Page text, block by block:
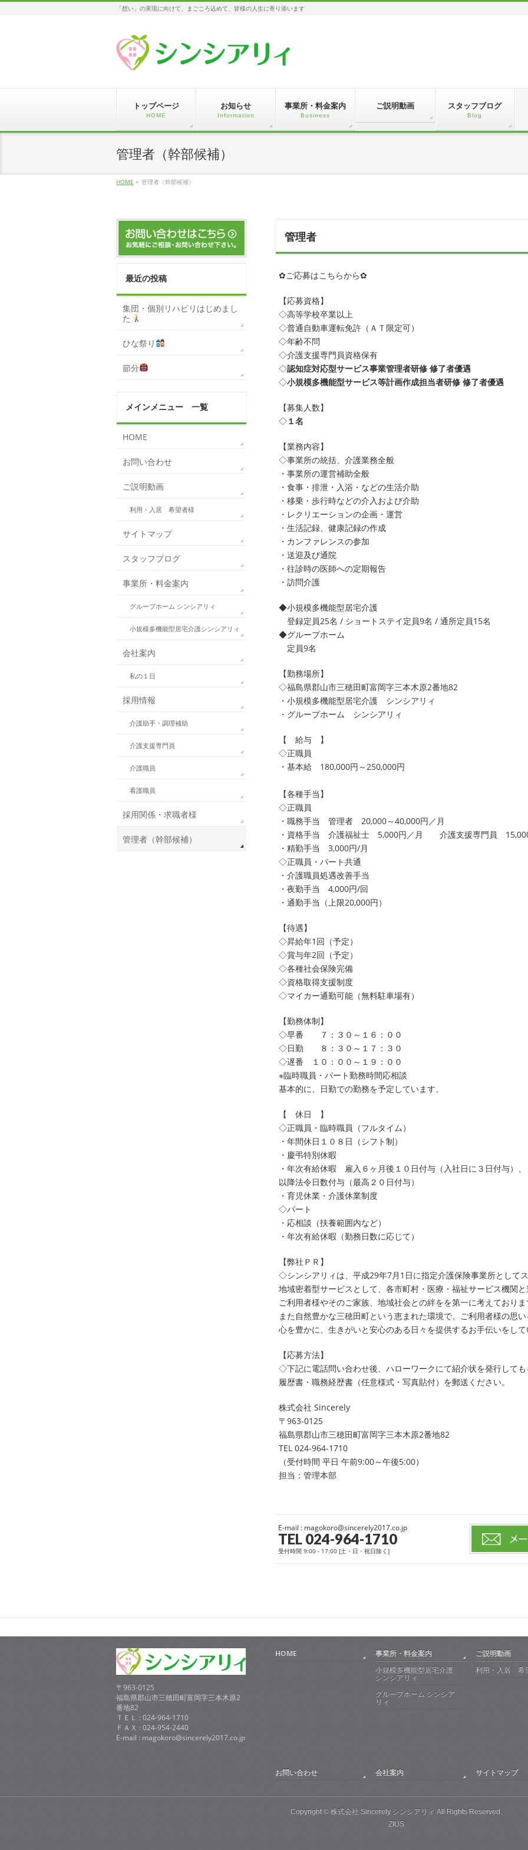
「想い」の実現に向けて、まごころ込めて、皆様の人生に寄り添います
トップページ
HOME
お知らせ
Information
事業所・料金案内
Business
ご説明動画 スタッフブログ
Blog
管理者（幹部候補）
HOME » 管理者（幹部候補）
管理者
✿ご応募はこちらから✿
【応募資格】
◇高等学校卒業以上
◇普通自動車運転免許（ＡＴ限定可）
◇年齢不問
◇介護支援専門員資格保有
◇認知症対応型サービス事業管理者研修 修了者優遇
◇小規模多機能型サービス等計画作成担当者研修 修了者優遇
【募集人数】
◇１名
【業務内容】
◇事業所の統括、介護業務全般
・事業所の運営補助全般
・食事・排泄・入浴・などの生活介助
・移乗・歩行時などの介入および介助
・レクリエーションの企画・運営
・生活記録、健康記録の作成
・カンファレンスの参加
・送迎及び通院
・往診時の医師への定期報告
・訪問介護
◆小規模多機能型居宅介護
登録定員25名 / ショートステイ定員9名 / 通所定員15名
◆グループホーム
定員9名
【勤務場所】
◇福島県郡山市三穂田町富岡字三本木原2番地82
・小規模多機能型居宅介護 シンシアリィ
・グループホーム シンシアリィ
【 給与 】
◇正職員
・基本給 180,000円～250,000円
【各種手当】
◇正職員
・職務手当 管理者 20,000～40,000円／月
・資格手当 介護福祉士 5,000円／月 介護支援専門員
・精勤手当 3,000円/月
◇正職員・パート共通
・介護職員処遇改善手当
・夜勤手当 4,000円/回
・通勤手当（上限20,000円）
【待遇】
◇昇給年1回（予定）
◇賞与年2回（予定）
◇各種社会保険完備
◇資格取得支援制度
◇マイカー通勤可能（無料駐車場有）
【勤務体制】
◇早番 ７：３０～１６：００
◇日勤 ８：３０～１７：３０
◇遅番 １０：００～１９：００
※臨時職員・パート勤務時間応相談
基本的に、日勤での勤務を予定しています。
【 休日 】
◇正職員・臨時職員（フルタイム）
・年間休日１０８日（シフト制）
・慶弔特別休暇
・年次有給休暇 雇入６ヶ月後１０日付与（入社日に３日付与）、
以降法令日数付与（最高２０日付与）
・育児休業・介護休業制度
◇パート
・応相談（扶養範囲内など）
・年次有給休暇（勤務日数に応じて）
【弊社ＰＲ】
◇シンシアリィは、平成29年7月1日に指定介護保険事業所として
地域密着型サービスとして、各市町村・医療・福祉サービス機関
ご利用者様やそのご家族、地域社会との絆をを第一に考えており
また自然豊かな三穂田町という恵まれた環境で、ご利用者様の思
心を豊かに、生きがいと安心のある日々を提供するお手伝いをし
【応募方法】
◇下記に電話問い合わせ後、ハローワークにて紹介状を発行して
履歴書・職務経歴書（任意様式・写真貼付）を郵送ください。
株式会社 Sincerely
〒963-0125
福島県郡山市三穂田町富岡字三本木原2番地82
TEL 024-964-1710
（受付時間 平日 午前9:00～午後5:00）
担当：管理本部
E-mail : magokoro@sincerely2017.co.jp
TEL 024-964-1710
受付時間 9:00 - 17:00 [土・日・祝日除く]
最近の投稿
集団・個別リハビリはじめまし
た
ひな祭り
節分
メインメニュー 一覧
HOME
お問い合わせ
ご説明動画
利用・入居 希望者様
サイトマップ
スタッフブログ
事業所・料金案内
グループホーム シンシアリィ
小規模多機能型居宅介護シンシアリィ
会社案内
私の１日
採用情報
介護助手・調理補助
介護支援専門員
介護職員
看護職員
採用関係・求職者様
管理者（幹部候補）
〒963-0125
福島県郡山市三穂田町富岡字三本木原2
番地82
ＴＥＬ : 024-964-1710
ＦＡＸ : 024-954-2440
E-mail : magokoro@sincerely2017.co.jp
HOME
事業所・料金案内
小規模多機能型居宅介護
シンシアリィ
グループホーム シンシア
リィ
ご説明動画
利用・入居 希
お問い合わせ 会社案内 サイトマップ
Copyright © 株式会社 Sincerely シンシアリィ All Rights Reserved.
ZIUS